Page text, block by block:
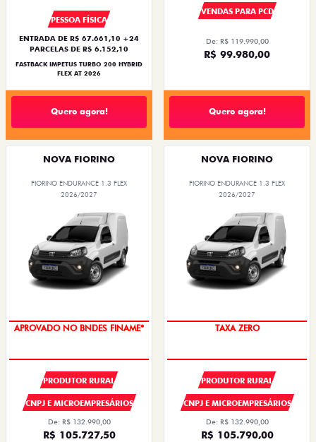
PESSOA FÍSICA
ENTRADA DE R$ 67.661,10 +24
PARCELAS DE R$ 6.152,10
FASTBACK IMPETUS TURBO 200 HYBRID
FLEX AT 2026
Quero agora!
VENDAS PARA PCD
De: R$ 119.990,00
R$ 99.980,00
Quero agora!
NOVA FIORINO
FIORINO ENDURANCE 1.3 FLEX
2026/2027
APROVADO NO BNDES FINAME*
PRODUTOR RURAL
CNPJ E MICROEMPRESÁRIOS
De: R$ 132.990,00
R$ 105.727,50
NOVA FIORINO
FIORINO ENDURANCE 1.3 FLEX
2026/2027
TAXA ZERO
PRODUTOR RURAL
CNPJ E MICROEMPRESÁRIOS
De: R$ 132.990,00
R$ 105.790,00